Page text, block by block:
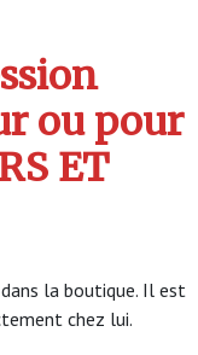
ou pour
ET
dans la boutique. Il est
chez lui.